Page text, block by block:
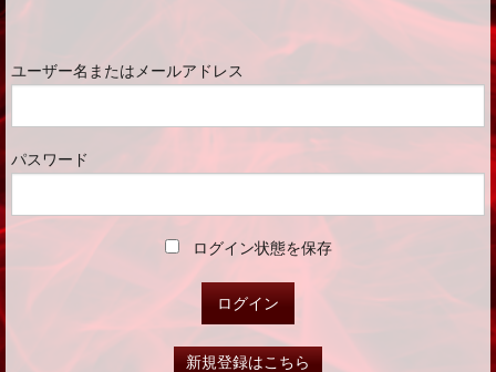
ユーザー名またはメールアドレス
パスワード
ログイン状態を保存
新規登録はこちら